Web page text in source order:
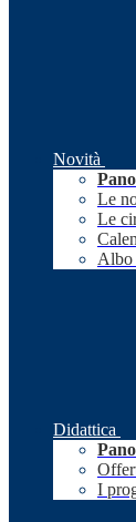
Novità
Le
Le
Albo
Didattica
I